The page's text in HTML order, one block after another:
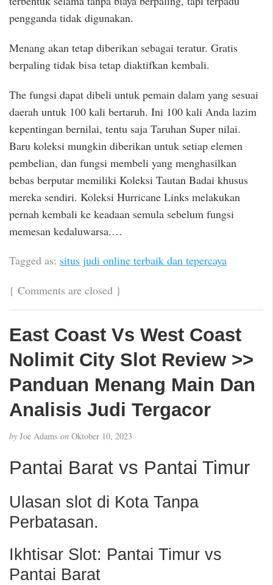
pengganda tidak digunakan.
Menang akan tetap diberikan sebagai teratur. Gratis
berpaling tidak bisa tetap diaktifkan kembali.
The fungsi dapat dibeli untuk pemain dalam yang sesuai
daerah untuk 100 kali bertaruh. Ini 100 kali Anda lazim
kepentingan bernilai, tentu saja Taruhan Super nilai.
Baru koleksi mungkin diberikan untuk setiap elemen
pembelian, dan fungsi membeli yang menghasilkan
bebas berputar memiliki Koleksi Tautan Badai khusus
mereka sendiri. Koleksi Hurricane Links melakukan
pernah kembali ke keadaan semula sebelum fungsi
memesan kedaluwarsa.…
Tagged as: situs judi online terbaik dan tepercaya
{ Comments are closed }
East Coast Vs West Coast
Nolimit City Slot Review >>
Panduan Menang Main Dan
Analisis Judi Tergacor
by Joe Adams on Oktober 10, 2023
Pantai Barat vs Pantai Timur
Ulasan slot di Kota Tanpa
Perbatasan.
Ikhtisar Slot: Pantai Timur vs
Pantai Barat